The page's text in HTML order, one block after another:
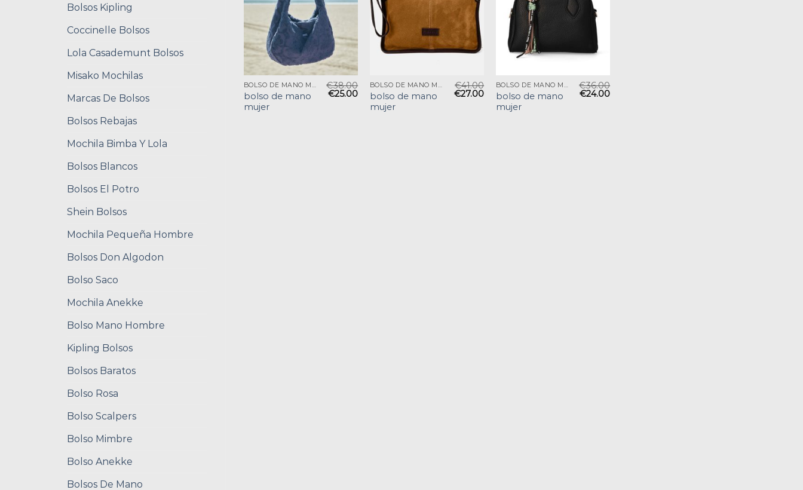
Bolsos Kipling
Coccinelle Bolsos
Lola Casademunt Bolsos
Misako Mochilas
Marcas De Bolsos
Bolsos Rebajas
Mochila Bimba Y Lola
Bolsos Blancos
Bolsos El Potro
Shein Bolsos
Mochila Pequeña Hombre
Bolsos Don Algodon
Bolso Saco
Mochila Anekke
Bolso Mano Hombre
Kipling Bolsos
Bolsos Baratos
Bolso Rosa
Bolso Scalpers
Bolso Mimbre
Bolso Anekke
Bolsos De Mano
BOLSO DE MANO MUJER
bolso de mano
mujer
€38.00
€25.00
BOLSO DE MANO MUJER
bolso de mano
mujer
€41.00
€27.00
BOLSO DE MANO MUJER
bolso de mano
mujer
€36.00
€24.00